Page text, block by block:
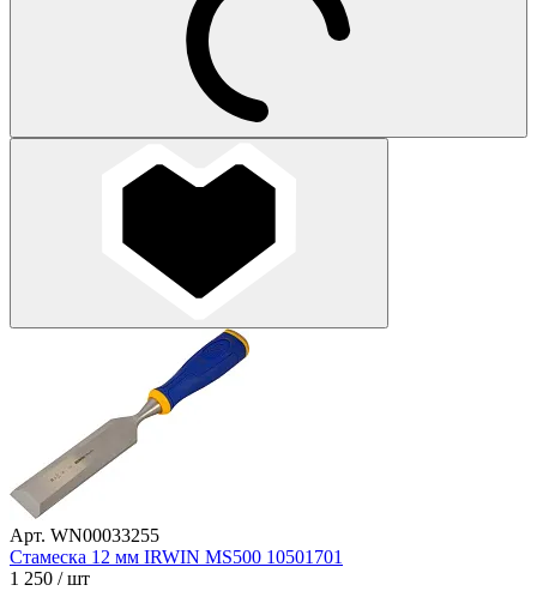
Арт. WN00033255
Стамеска 12 мм IRWIN MS500 10501701
1 250 / шт